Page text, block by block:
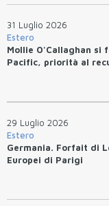
31 Luglio 2026
Estero
Mollie O'Callaghan si
Pacific, priorità al
29 Luglio 2026
Estero
Germania. Forfait di
Europei di Parigi